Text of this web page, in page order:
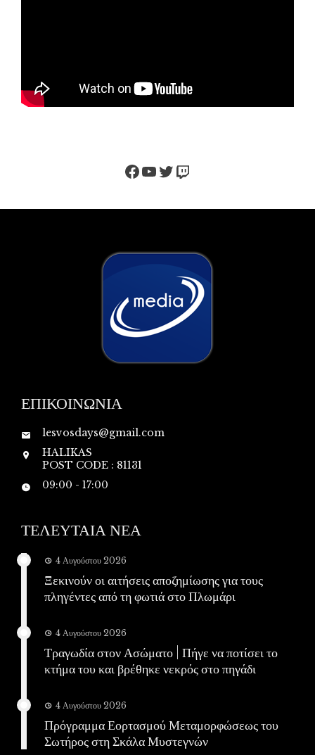
Facebook
YouTube
Twitter
Twitch
ΕΠΙΚΟΙΝΩΝΙΑ
lesvosdays@gmail.com
HALIKAS
POST CODE : 81131
09:00 - 17:00
ΤΕΛΕΥΤΑΙΑ ΝΕΑ
4 Αυγούστου 2026
Ξεκινούν οι αιτήσεις αποζημίωσης για τους
πληγέντες από τη φωτιά στο Πλωμάρι
4 Αυγούστου 2026
Τραγωδία στον Ασώματο | Πήγε να ποτίσει το
κτήμα του και βρέθηκε νεκρός στο πηγάδι
4 Αυγούστου 2026
Πρόγραμμα Εορτασμού Μεταμορφώσεως του
Σωτήρος στη Σκάλα Μυστεγνών